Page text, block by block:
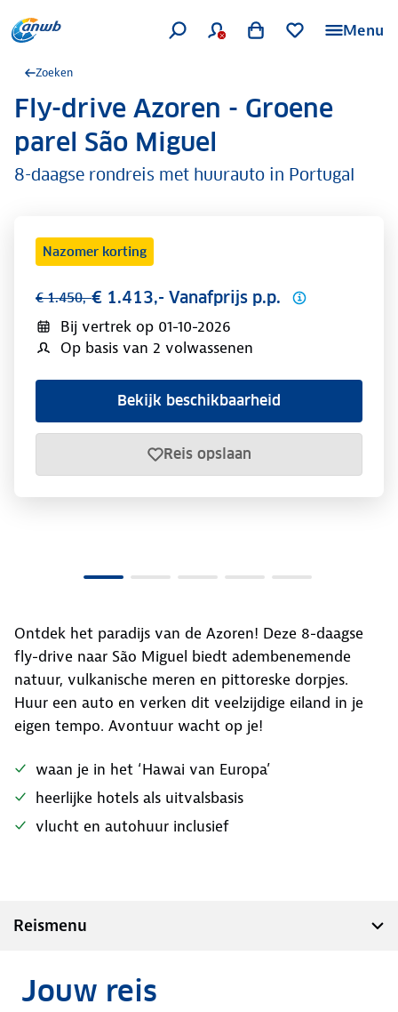
Menu
Zoeken
.Fly-drive Azoren - Groene
parel São Miguel
8-daagse rondreis met huurauto in Portugal
Nazomer korting
€ 1.450,-€ 1.413,- Vanafprijs p.p.
Bij vertrek op 01-10-2026
Op basis van 2 volwassenen
Bekijk beschikbaarheid
Reis opslaan
Ontdek het paradijs van de Azoren! Deze 8-daagse
fly-drive naar São Miguel biedt adembenemende
natuur, vulkanische meren en pittoreske dorpjes.
Huur een auto en verken dit veelzijdige eiland in je
eigen tempo. Avontuur wacht op je!
waan je in het ‘Hawai van Europa’
heerlijke hotels als uitvalsbasis
vlucht en autohuur inclusief
Reismenu
Jouw reis